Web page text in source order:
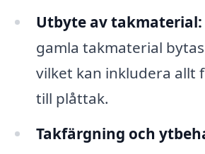
Utbyte av takmaterial:
gamla takmaterial
vilket kan inkludera allt
till plåttak.
Takfärgning och